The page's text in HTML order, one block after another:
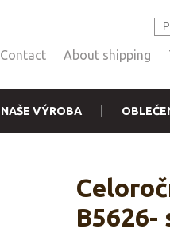
Contact About shipping
NAŠE VÝROBA
B5626-